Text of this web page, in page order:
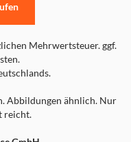
Mehrwertsteuer. ggf.
Abbildungen ähnlich. Nur
reicht.